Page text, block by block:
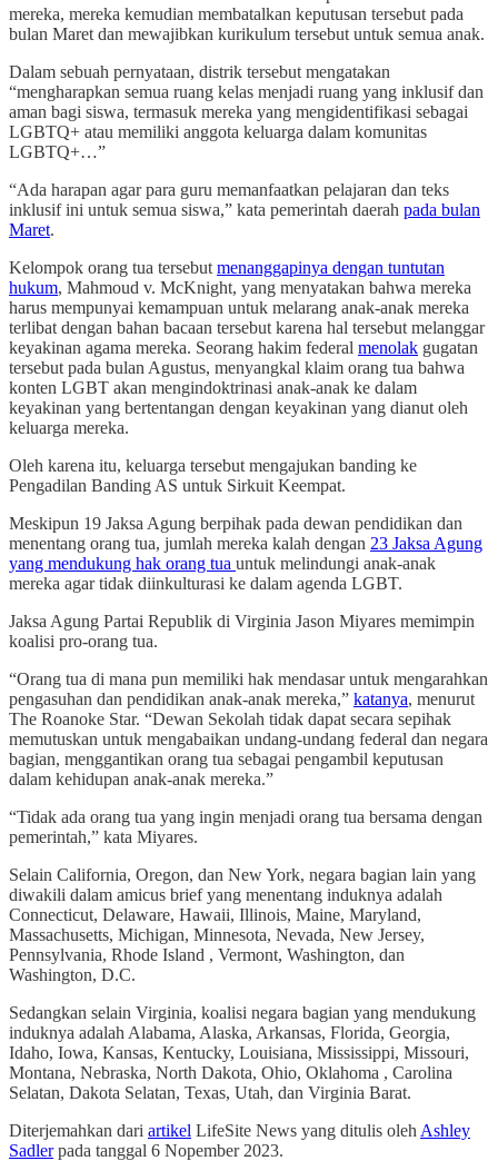
mereka, mereka kemudian membatalkan keputusan tersebut pada
bulan Maret dan mewajibkan kurikulum tersebut untuk semua anak.
Dalam sebuah pernyataan, distrik tersebut mengatakan
“mengharapkan semua ruang kelas menjadi ruang yang inklusif dan
aman bagi siswa, termasuk mereka yang mengidentifikasi sebagai
LGBTQ+ atau memiliki anggota keluarga dalam komunitas
LGBTQ+…”
“Ada harapan agar para guru memanfaatkan pelajaran dan teks
inklusif ini untuk semua siswa,” kata pemerintah daerah pada bulan
Maret.
Kelompok orang tua tersebut menanggapinya dengan tuntutan
hukum, Mahmoud v. McKnight, yang menyatakan bahwa mereka
harus mempunyai kemampuan untuk melarang anak-anak mereka
terlibat dengan bahan bacaan tersebut karena hal tersebut melanggar
keyakinan agama mereka. Seorang hakim federal menolak gugatan
tersebut pada bulan Agustus, menyangkal klaim orang tua bahwa
konten LGBT akan mengindoktrinasi anak-anak ke dalam
keyakinan yang bertentangan dengan keyakinan yang dianut oleh
keluarga mereka.
Oleh karena itu, keluarga tersebut mengajukan banding ke
Pengadilan Banding AS untuk Sirkuit Keempat.
Meskipun 19 Jaksa Agung berpihak pada dewan pendidikan dan
menentang orang tua, jumlah mereka kalah dengan 23 Jaksa Agung
yang mendukung hak orang tua untuk melindungi anak-anak
mereka agar tidak diinkulturasi ke dalam agenda LGBT.
Jaksa Agung Partai Republik di Virginia Jason Miyares memimpin
koalisi pro-orang tua.
“Orang tua di mana pun memiliki hak mendasar untuk mengarahkan
pengasuhan dan pendidikan anak-anak mereka,” katanya, menurut
The Roanoke Star. “Dewan Sekolah tidak dapat secara sepihak
memutuskan untuk mengabaikan undang-undang federal dan negara
bagian, menggantikan orang tua sebagai pengambil keputusan
dalam kehidupan anak-anak mereka.”
“Tidak ada orang tua yang ingin menjadi orang tua bersama dengan
pemerintah,” kata Miyares.
Selain California, Oregon, dan New York, negara bagian lain yang
diwakili dalam amicus brief yang menentang induknya adalah
Connecticut, Delaware, Hawaii, Illinois, Maine, Maryland,
Massachusetts, Michigan, Minnesota, Nevada, New Jersey,
Pennsylvania, Rhode Island , Vermont, Washington, dan
Washington, D.C.
Sedangkan selain Virginia, koalisi negara bagian yang mendukung
induknya adalah Alabama, Alaska, Arkansas, Florida, Georgia,
Idaho, Iowa, Kansas, Kentucky, Louisiana, Mississippi, Missouri,
Montana, Nebraska, North Dakota, Ohio, Oklahoma , Carolina
Selatan, Dakota Selatan, Texas, Utah, dan Virginia Barat.
Diterjemahkan dari artikel LifeSite News yang ditulis oleh Ashley
Sadlerpada tanggal 6 Nopember 2023.